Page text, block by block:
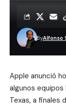
ByAlfonso
Apple anunció
algunos equipos
Texas, a finales